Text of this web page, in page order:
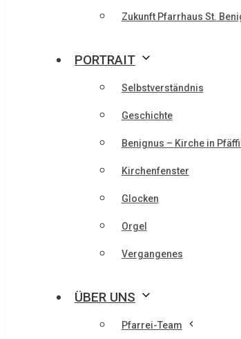
Zukunft Pfarrhaus St.
PORTRAIT
Selbstverständnis
Geschichte
Benignus – Kirche in
Kirchenfenster
Glocken
Orgel
Vergangenes
ÜBER UNS
Pfarrei-Team